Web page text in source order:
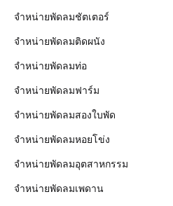
จำหน่ายพัดลมชัตเตอร์
จำหน่ายพัดลมติดผนัง
จำหน่ายพัดลมท่อ
จำหน่ายพัดลมฟาร์ม
จำหน่ายพัดลมสองใบพัด
จำหน่ายพัดลมหอยโข่ง
จำหน่ายพัดลมอุตสาหกรรม
จำหน่ายพัดลมเพดาน